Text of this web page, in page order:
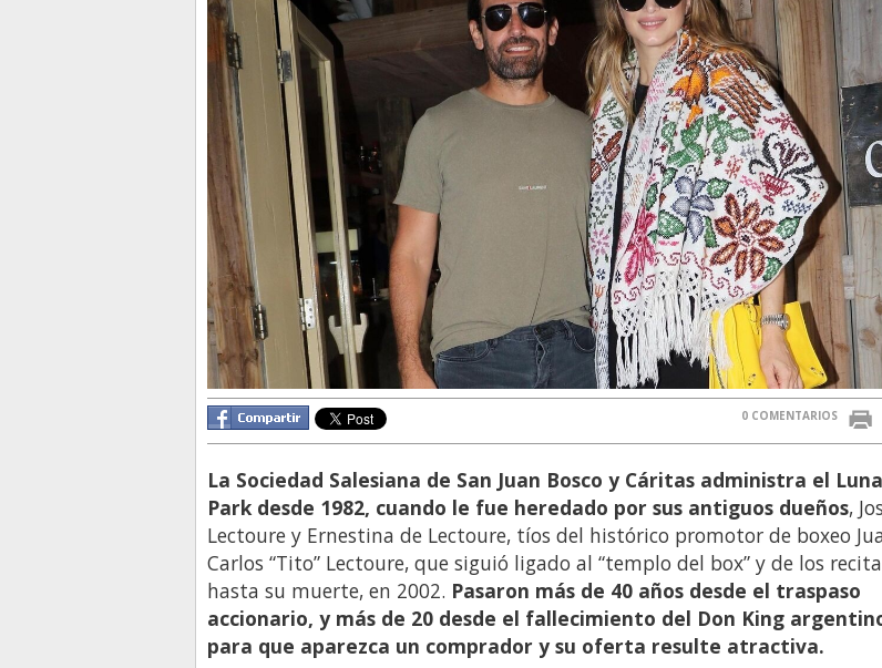
0 COMENTARIOS
La Sociedad Salesiana de San Juan Bosco y Cáritas administra el Luna
Park desde 1982, cuando le fue heredado por sus antiguos dueños,
Lectoure y Ernestina de Lectoure, tíos del histórico promotor de boxeo
Carlos “Tito” Lectoure, que siguió ligado al “templo del box” y de los
hasta su muerte, en 2002. Pasaron más de 40 años desde el traspaso
accionario, y más de 20 desde el fallecimiento del Don King
para que aparezca un comprador y su oferta resulte atractiva.